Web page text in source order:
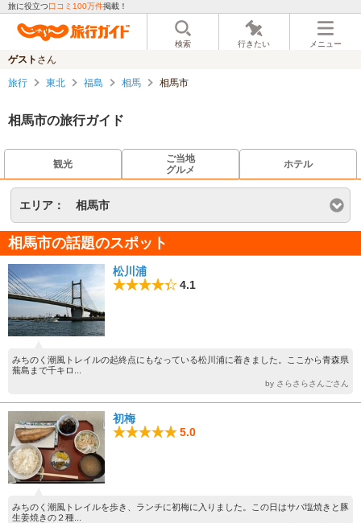
旅に役立つ口コミ100万件掲載！
検索 行きたい メニュー
ゲスト さん
旅行 東北 福島 相馬 相馬市
相馬市の旅行ガイド
観光
ご当地
グルメ
ホテル
エリア： 相馬市
相馬市の話題のスポット
松川浦
4.1
みちのく潮風トレイルの起終点にもなっている松川浦に着きました。ここから青森県
蕪島まで千キロ...
by さらさらさんごさん
初梅
5.0
みちのく潮風トレイルを歩き、ランチに初梅に入りました。この日はサバ塩焼きと豚
生姜焼きの２種...